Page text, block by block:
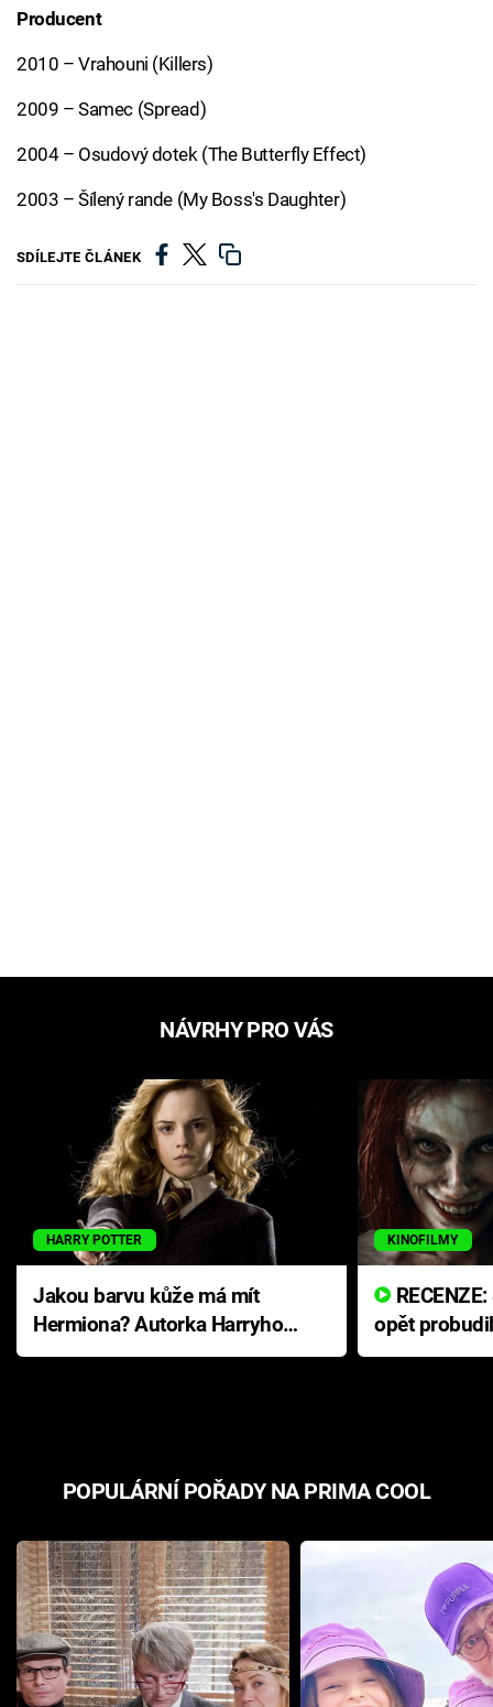
Producent
2010 – Vrahouni (Killers)
2009 – Samec (Spread)
2004 – Osudový dotek (The Butterfly Effect)
2003 – Šílený rande (My Boss's Daughter)
SDÍLEJTE ČLÁNEK
NÁVRHY PRO VÁS
HARRY POTTER
Jakou barvu kůže má mít
Hermiona? Autorka Harryho
Pottera přišla s ráznou
KINOFILMY
opět
přichází s
POPULÁRNÍ POŘADY NA PRIMA COOL